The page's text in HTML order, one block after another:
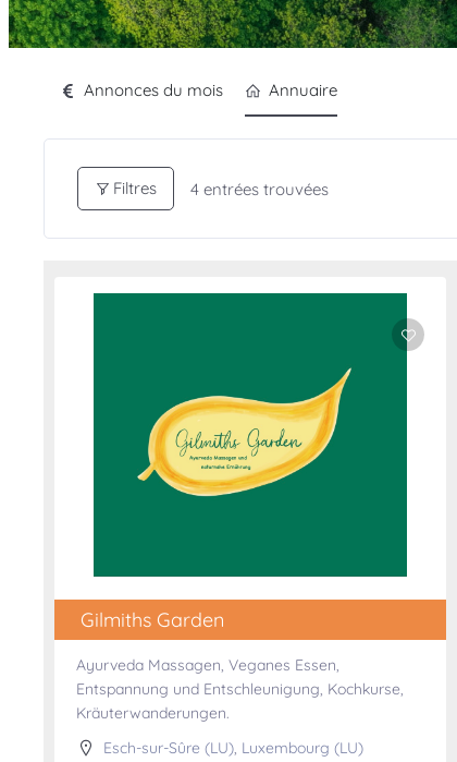
Annonces du mois Annuaire
Filtres 4 entrées trouvées
Gilmiths Garden
Ayurveda Massagen, Veganes Essen,
Entspannung und Entschleunigung, Kochkurse,
Kräuterwanderungen.
Esch-sur-Sûre (LU), Luxembourg (LU)